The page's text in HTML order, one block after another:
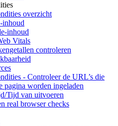
overzicht
inhoud
inhoud
Vitals
controleren
- Controleer de URL’s die
pagina worden ingeladen
Tijd van uitvoeren
real browser checks